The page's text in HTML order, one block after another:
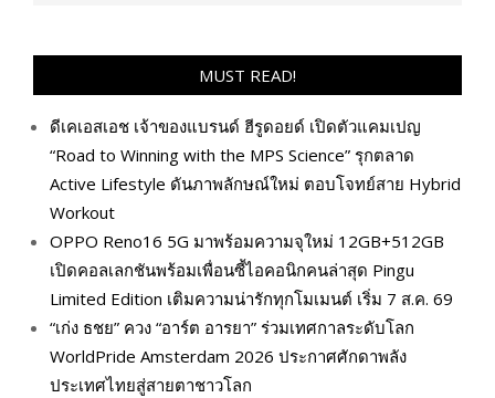
MUST READ!
ดีเคเอสเอช เจ้าของแบรนด์ ฮีรูดอยด์ เปิดตัวแคมเปญ
“Road to Winning with the MPS Science” รุกตลาด
Active Lifestyle ดันภาพลักษณ์ใหม่ ตอบโจทย์สาย Hybrid
Workout
OPPO Reno16 5G มาพร้อมความจุใหม่ 12GB+512GB
เปิดคอลเลกชันพร้อมเพื่อนซี้ไอคอนิกคนล่าสุด Pingu
Limited Edition เติมความน่ารักทุกโมเมนต์ เริ่ม 7 ส.ค. 69
“เก่ง ธชย” ควง “อาร์ต อารยา” ร่วมเทศกาลระดับโลก
WorldPride Amsterdam 2026 ประกาศศักดาพลัง
ประเทศไทยสู่สายตาชาวโลก